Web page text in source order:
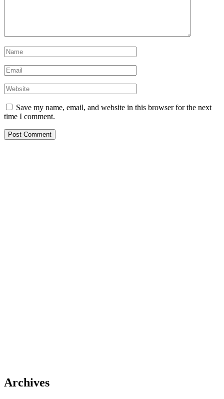
Save my name, email, and website in this browser for the next
time I comment.
Archives